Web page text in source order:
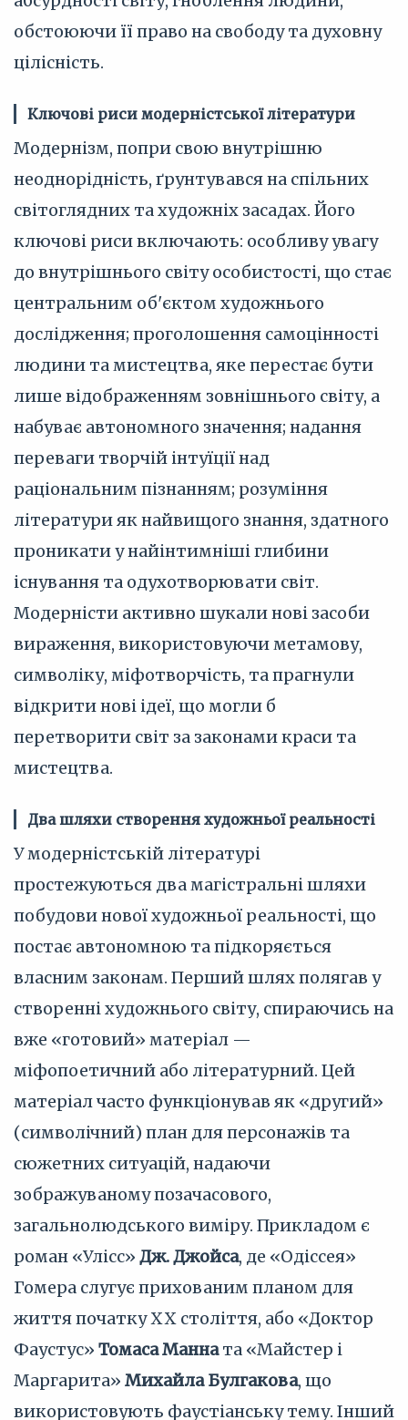
обстоюючи її право на свободу та духовну
цілісність.
Ключові риси модерністської літератури
Модернізм, попри свою внутрішню
неоднорідність, ґрунтувався на спільних
світоглядних та художніх засадах. Його
ключові риси включають: особливу увагу
до внутрішнього світу особистості, що стає
центральним об'єктом художнього
дослідження; проголошення самоцінності
людини та мистецтва, яке перестає бути
лише відображенням зовнішнього світу, а
набуває автономного значення; надання
переваги творчій інтуїції над
раціональним пізнанням; розуміння
літератури як найвищого знання, здатного
проникати у найінтимніші глибини
існування та одухотворювати світ.
Модерністи активно шукали нові засоби
вираження, використовуючи метамову,
символіку, міфотворчість, та прагнули
відкрити нові ідеї, що могли б
перетворити світ за законами краси та
мистецтва.
Два шляхи створення художньої реальності
У модерністській літературі
простежуються два магістральні шляхи
побудови нової художньої реальності, що
постає автономною та підкоряється
власним законам. Перший шлях полягав у
створенні художнього світу, спираючись на
вже «готовий» матеріал —
міфопоетичний або літературний. Цей
матеріал часто функціонував як «другий»
(символічний) план для персонажів та
сюжетних ситуацій, надаючи
зображуваному позачасового,
загальнолюдського виміру. Прикладом є
роман «Улісс» Дж. Джойса, де «Одіссея»
Гомера слугує прихованим планом для
життя початку XX століття, або «Доктор
Фаустус» Томаса Манната «Майстер і
Маргарита» Михайла Булгакова, що
використовують фаустіанську тему. Інший